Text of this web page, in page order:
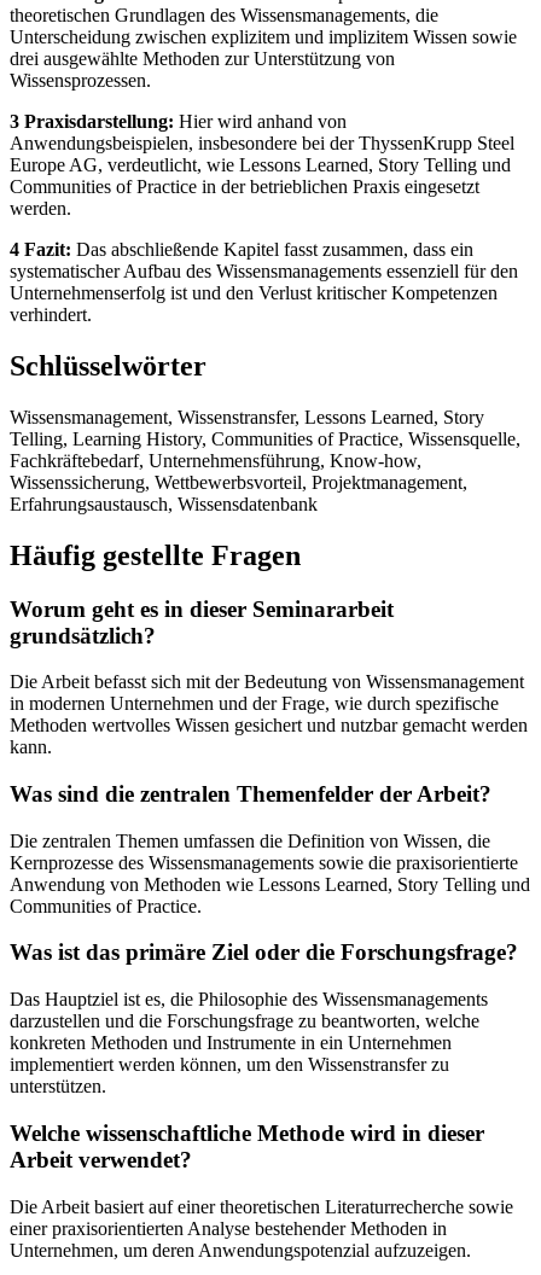
theoretischen Grundlagen des Wissensmanagements, die
Unterscheidung zwischen explizitem und implizitem Wissen sowie
drei ausgewählte Methoden zur Unterstützung von
Wissensprozessen.
3 Praxisdarstellung: Hier wird anhand von
Anwendungsbeispielen, insbesondere bei der ThyssenKrupp Steel
Europe AG, verdeutlicht, wie Lessons Learned, Story Telling und
Communities of Practice in der betrieblichen Praxis eingesetzt
werden.
4 Fazit: Das abschließende Kapitel fasst zusammen, dass ein
systematischer Aufbau des Wissensmanagements essenziell für den
Unternehmenserfolg ist und den Verlust kritischer Kompetenzen
verhindert.
Schlüsselwörter
Wissensmanagement, Wissenstransfer, Lessons Learned, Story
Telling, Learning History, Communities of Practice, Wissensquelle,
Fachkräftebedarf, Unternehmensführung, Know-how,
Wissenssicherung, Wettbewerbsvorteil, Projektmanagement,
Erfahrungsaustausch, Wissensdatenbank
Häufig gestellte Fragen
Worum geht es in dieser Seminararbeit
grundsätzlich?
Die Arbeit befasst sich mit der Bedeutung von Wissensmanagement
in modernen Unternehmen und der Frage, wie durch spezifische
Methoden wertvolles Wissen gesichert und nutzbar gemacht werden
kann.
Was sind die zentralen Themenfelder der Arbeit?
Die zentralen Themen umfassen die Definition von Wissen, die
Kernprozesse des Wissensmanagements sowie die praxisorientierte
Anwendung von Methoden wie Lessons Learned, Story Telling und
Communities of Practice.
Was ist das primäre Ziel oder die Forschungsfrage?
Das Hauptziel ist es, die Philosophie des Wissensmanagements
darzustellen und die Forschungsfrage zu beantworten, welche
konkreten Methoden und Instrumente in ein Unternehmen
implementiert werden können, um den Wissenstransfer zu
unterstützen.
Welche wissenschaftliche Methode wird in dieser
Arbeit verwendet?
Die Arbeit basiert auf einer theoretischen Literaturrecherche sowie
einer praxisorientierten Analyse bestehender Methoden in
Unternehmen, um deren Anwendungspotenzial aufzuzeigen.